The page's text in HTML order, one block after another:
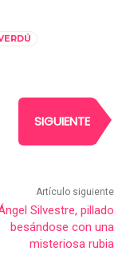
SIGUIENTE
Artículo siguiente
Silvestre, pillado
besándose con una
misteriosa rubia